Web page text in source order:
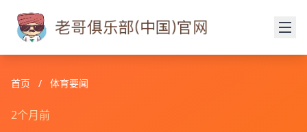
首页 / 体育要闻
2个月前